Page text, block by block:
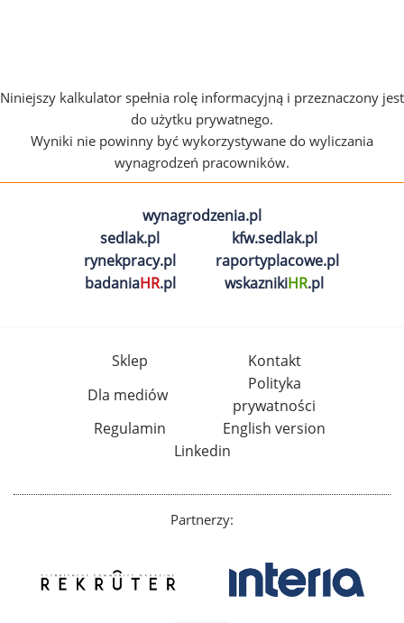
Niniejszy kalkulator spełnia rolę informacyjną i przeznaczony jest
do użytku prywatnego.
Wyniki nie powinny być wykorzystywane do wyliczania
wynagrodzeń pracowników.
wynagrodzenia.pl
sedlak.pl
kfw.sedlak.pl
rynekpracy.pl
raportyplacowe.pl
badaniaHR.pl wskaznikiHR.pl
Sklep
Kontakt
Dla mediów
Polityka
prywatności
Regulamin
English version
Linkedin
Partnerzy: